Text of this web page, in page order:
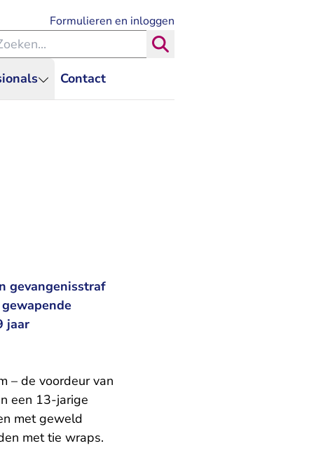
Contact
Formulieren en inloggen
binnen de Rechtspraak
gevangenisstraf
jaar
– de voordeur van
een 13-jarige
met geweld
met tie wraps.